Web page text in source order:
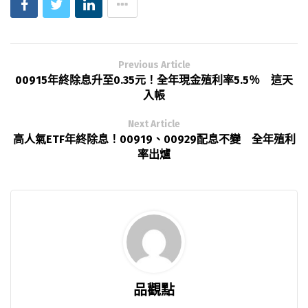
Previous Article
00915年終除息升至0.35元！全年現金殖利率5.5％ 這天
入帳
Next Article
高人氣ETF年終除息！00919、00929配息不變 全年殖利
率出爐
品觀點